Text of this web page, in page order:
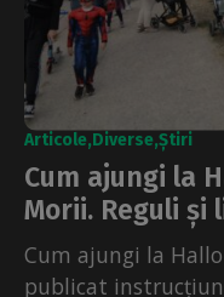
Articole Diverse Știri
Cum ajungi la
Morii. Reguli și
Cum ajungi la
publicat